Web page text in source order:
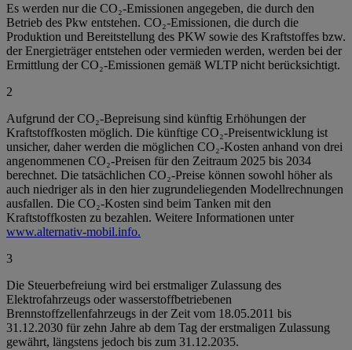
Es werden nur die CO₂-Emissionen angegeben, die durch den
Betrieb des Pkw entstehen. CO₂-Emissionen, die durch die
Produktion und Bereitstellung des PKW sowie des Kraftstoffes bzw.
der Energieträger entstehen oder vermieden werden, werden bei der
Ermittlung der CO₂-Emissionen gemäß WLTP nicht berücksichtigt.
2
Aufgrund der CO₂-Bepreisung sind künftig Erhöhungen der
Kraftstoffkosten möglich. Die künftige CO₂-Preisentwicklung ist
unsicher, daher werden die möglichen CO₂-Kosten anhand von drei
angenommenen CO₂-Preisen für den Zeitraum 2025 bis 2034
berechnet. Die tatsächlichen CO₂-Preise können sowohl höher als
auch niedriger als in den hier zugrundeliegenden Modellrechnungen
ausfallen. Die CO₂-Kosten sind beim Tanken mit den
Kraftstoffkosten zu bezahlen. Weitere Informationen unter
www.alternativ-mobil.info.
3
Die Steuerbefreiung wird bei erstmaliger Zulassung des
Elektrofahrzeugs oder wasserstoffbetriebenen
Brennstoffzellenfahrzeugs in der Zeit vom 18.05.2011 bis
31.12.2030 für zehn Jahre ab dem Tag der erstmaligen Zulassung
gewährt, längstens jedoch bis zum 31.12.2035.